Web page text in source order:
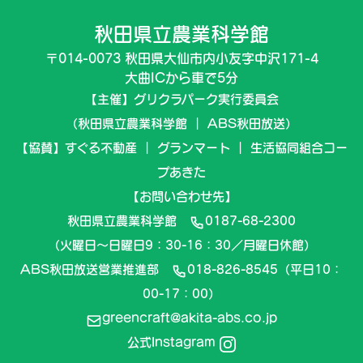
秋田県立農業科学館
〒014-0073 秋田県大仙市内小友字中沢171-4
大曲ICから車で5分
【主催】グリクラパーク実行委員会
（秋田県立農業科学館 ｜ ABS秋田放送）
【協賛】すぐる不動産 ｜ グランマート ｜ 生活協同組合コー
プあきた
【お問い合わせ先】
秋田県立農業科学館
0187-68-2300
（火曜日～日曜日9：30-16：30／月曜日休館）
ABS秋田放送営業推進部
018-826-8545 （平日10：
00-17：00）
greencraft@akita-abs.co.jp
公式Instagram